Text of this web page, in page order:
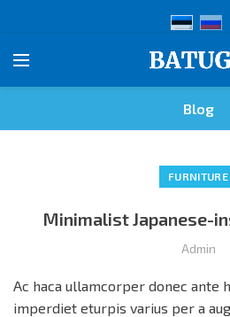
Blog
FURNITURE
Minimalist Japanese-
Admin
Ac haca ullamcorper donec ante
imperdiet eturpis varius per a